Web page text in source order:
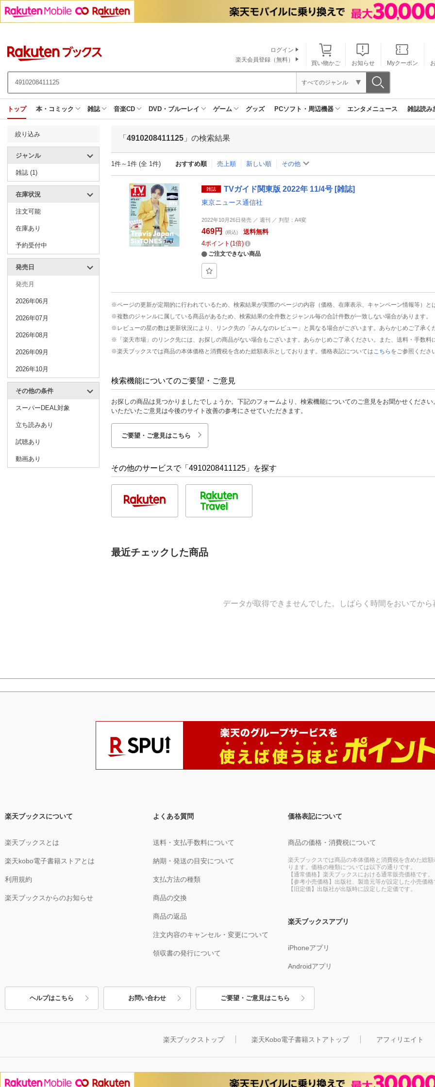
買い物かご お知らせ Myクーポン
ログイン
楽天会員登録（無料）
すべてのジャンル
トップ 本・コミック 雑誌 音楽CD DVD・ブルーレイ ゲーム グッズ PCソフト・周辺機器 エンタメニュース 雑誌読み
絞り込み
ジャンル
雑誌 (1)
在庫状況
注文可能
在庫あり
予約受付中
発売日
発売月
2026年06月
2026年07月
2026年08月
2026年09月
2026年10月
その他の条件
スーパーDEAL対象
立ち読みあり
試聴あり
動画あり
「 4910208411125 」の検索結果
1件～1件 (全 1件) おすすめ順 売上順 新しい順 その他
雑誌 TVガイド関東版 2022年 11/4号 [雑誌]
東京ニュース通信社
2022年10月26日発売 ／ 週刊 ／ 判型：A4変
469円 (税込)
送料無料
4ポイント 1倍
ご注文できない商品
※ページの更新が定期的に行われているため、検索結果が実際のページの内容（価格、在庫表示、キャンペーン情報等）と
※複数のジャンルに属している商品があるため、検索結果の全件数とジャンル毎の合計件数が一致しない場合があります。
※レビューの星の数は更新状況により、リンク先の「みんなのレビュー」と異なる場合がございます。あらかじめご了承く
※「楽天市場」のリンク先には、お探しの商品がない場合もございます。あらかじめご了承ください。また、送料・手数料
※楽天ブックスでは商品の本体価格と消費税を含めた総額表示としております。価格表記については こちら をご参照くださ
検索機能についてのご要望・ご意見
お探しの商品は見つかりましたでしょうか。下記のフォームより、検索機能についてのご意見をお聞かせください
いただいたご意見は今後のサイト改善の参考にさせていただきます。
ご要望・ご意見はこちら
その他のサービスで「4910208411125」を探す
最近チェックした商品
データが取得できませんでした。しばらく時間をおいてから
楽天ブックスについて
楽天ブックスとは
楽天kobo電子書籍ストアとは
利用規約
楽天ブックスからのお知らせ
よくある質問
送料・支払手数料について
納期・発送の目安について
支払方法の種類
商品の交換
商品の返品
注文内容のキャンセル・変更について
領収書の発行について
価格表記について
商品の価格・消費税について
楽天ブックスでは商品の本体価格と消費税を含めた総額
ります。価格の種類については以下の通りです。
【通常価格】楽天ブックスにおける通常販売価格です。
【参考小売価格】出版社、製造元等が設定した小売価格
【旧定価】出版社が出版時に設定した定価です。
楽天ブックスアプリ
iPhoneアプリ
Androidアプリ
ヘルプはこちら お問い合わせ ご要望・ご意見はこちら
楽天ブックストップ 楽天Kobo電子書籍ストアトップ アフィリエイト